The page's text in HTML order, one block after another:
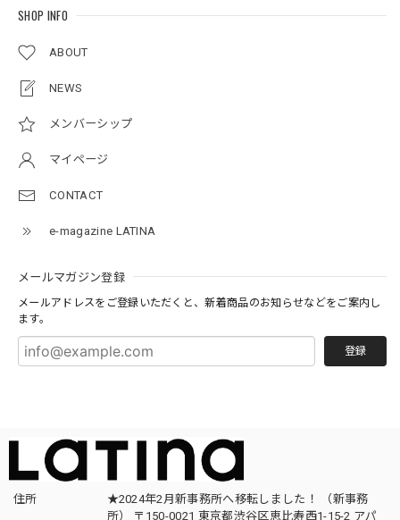
SHOP INFO
ABOUT
NEWS
メンバーシップ
マイページ
CONTACT
e-magazine LATINA
メールマガジン登録
メールアドレスをご登録いただくと、新着商品のお知らせなどをご案内し
ます。
登録
住所
★2024年2月新事務所へ移転しました！ （新事務
所） 〒150-0021 東京都渋谷区恵比寿西1-15-2 アパ